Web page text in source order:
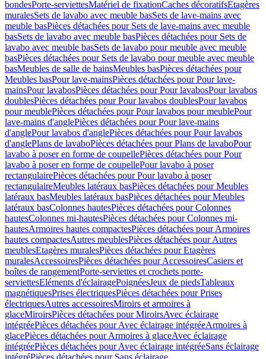
bondesPorte-serviettesMatériel de fixationCaches décoratifsEtagères
muralesSets de lavabo avec meuble basSets de lave-mains avec
meuble basPièces détachées pour Sets de lave-mains avec meuble
basSets de lavabo avec meuble basPièces détachées pour Sets de
lavabo avec meuble basSets de lavabo pour meuble avec meuble
basPièces détachées pour Sets de lavabo pour meuble avec meuble
basMeubles de salle de bainsMeubles basPièces détachées pour
Meubles basPour lave-mainsPièces détachées pour Pour lave-
mainsPour lavabosPièces détachées pour Pour lavabosPour lavabos
doublesPièces détachées pour Pour lavabos doublesPour lavabos
pour meublePièces détachées pour Pour lavabos pour meublePour
lave-mains d'anglePièces détachées pour Pour lave-mains
d'anglePour lavabos d'anglePièces détachées pour Pour lavabos
d'anglePlans de lavaboPièces détachées pour Plans de lavaboPour
lavabo à poser en forme de coupellePièces détachées pour Pour
lavabo à poser en forme de coupellePour lavabo à poser
rectangulairePièces détachées pour Pour lavabo à poser
rectangulaireMeubles latéraux basPièces détachées pour Meubles
latéraux basMeubles latéraux basPièces détachées pour Meubles
latéraux basColonnes hautesPièces détachées pour Colonnes
hautesColonnes mi-hautesPièces détachées pour Colonnes mi-
hautesArmoires hautes compactesPièces détachées pour Armoires
hautes compactesAutres meublesPièces détachées pour Autres
meublesEtagères muralesPièces détachées pour Etagères
muralesAccessoiresPièces détachées pour AccessoiresCasiers et
boîtes de rangementPorte-serviettes et crochets porte-
serviettesEléments d'éclairagePoignéesJeux de piedsTableaux
magnétiquesPrises électriquesPièces détachées pour Prises
électriquesAutres accessoiresMiroirs et armoires à
glaceMiroirsPièces détachées pour MiroirsAvec éclairage
intégréePièces détachées pour Avec éclairage intégréeArmoires à
glacePièces détachées pour Armoires à glaceAvec éclairage
intégréePièces détachées pour Avec éclairage intégréeSans éclairage
intégréPièces détachées pour Sans éclairage